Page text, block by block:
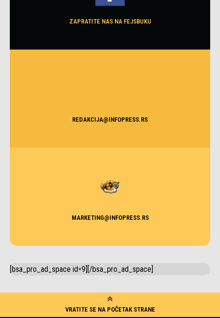
ZAPRATITE NAS NA FEJSBUKU
REDAKCIJA@INFOPRESS.RS
MARKETING@INFOPRESS.RS
[bsa_pro_ad_space id=9][/bsa_pro_ad_space]
VRATITE SE NA POČETAK STRANE